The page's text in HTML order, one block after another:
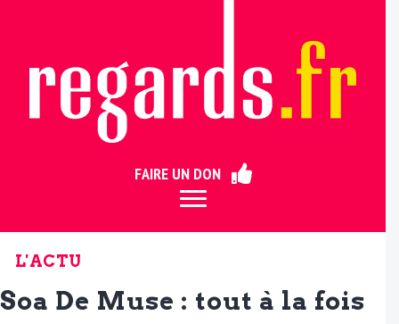
FAIRE UN DON
L'ACTU
Soa De Muse : tout à la fois